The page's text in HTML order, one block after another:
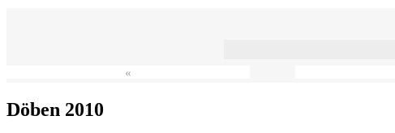
«
Döben 2010